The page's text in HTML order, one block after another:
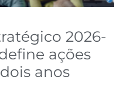
2026-
ações
anos